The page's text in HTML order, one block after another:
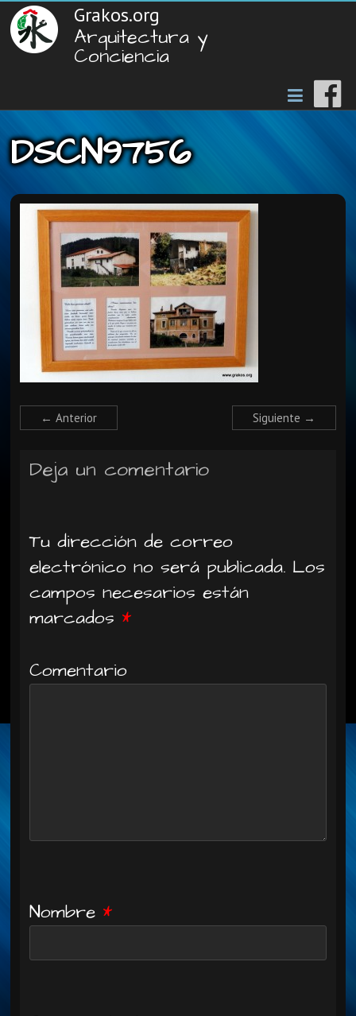
Grakos.org
Arquitectura y
Conciencia
DSCN9756
← Anterior Siguiente →
Deja un comentario
Tu dirección de correo
electrónico no será publicada. Los
campos necesarios están
marcados *
Comentario
Nombre *